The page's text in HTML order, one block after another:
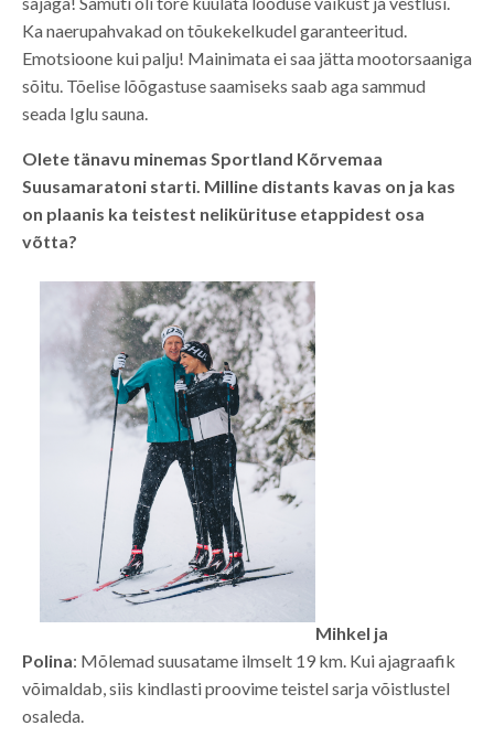
Ka naerupahvakad on tõukekelkudel garanteeritud.
Emotsioone kui palju! Mainimata ei saa jätta mootorsaaniga
sõitu. Tõelise lõõgastuse saamiseks saab aga sammud
seada Iglu sauna.
Olete tänavu minemas Sportland Kõrvemaa
Suusamaratoni starti. Milline distants kavas on ja kas
on plaanis ka teistest nelikürituse etappidest osa
võtta?
Mihkel ja
Polina: Mõlemad suusatame ilmselt 19 km. Kui ajagraafik
võimaldab, siis kindlasti proovime teistel sarja võistlustel
osaleda.